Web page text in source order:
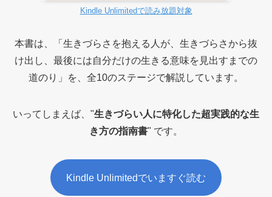
Kindle Unlimitedで読み放題対象
本書は、「生きづらさを抱える人が、生きづらさから抜
け出し、最後には自分だけの生きる意味を見出すまでの
道のり」を、全10のステージで解説しています。
いってしまえば、"生きづらい人に特化した超実践的な生
き方の指南書" です。
Kindle Unlimitedでいますぐ読む